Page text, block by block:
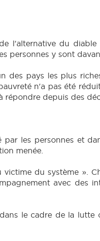
l'alternative du
personnes y sont
des pays les plus
n'a pas été
depuis des
les personnes et
menée.
du système ».
avec des
le cadre de la lutte